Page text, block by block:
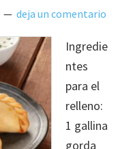
deja un comentario
Ingredie
ntes
para el
relleno:
1 gallina
gorda